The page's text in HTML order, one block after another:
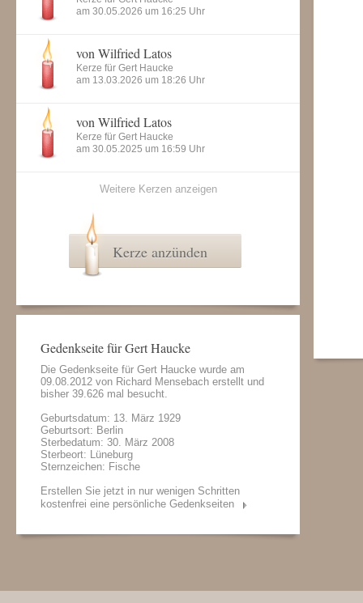
am 30.05.2026 um 16:25 Uhr
von Wilfried Latos
Kerze für Gert Haucke
am 13.03.2026 um 18:26 Uhr
von Wilfried Latos
Kerze für Gert Haucke
am 30.05.2025 um 16:59 Uhr
Weitere Kerzen anzeigen
Kerze anzünden
Gedenkseite für Gert Haucke
Die Gedenkseite für Gert Haucke wurde am
09.08.2012 von Richard Mensebach erstellt und
bisher 39.626 mal besucht.
Geburtsdatum: 13. März 1929
Geburtsort: Berlin
Sterbedatum: 30. März 2008
Sterbeort: Lüneburg
Sternzeichen: Fische
Erstellen Sie jetzt in nur wenigen Schritten
kostenfrei eine persönliche Gedenkseiten